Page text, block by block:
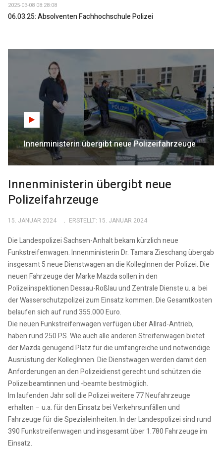
2025-03-08 08:28:08
06.03.25: Absolventen Fachhochschule Polizei
Innenministerin übergibt neue Polizeifahrzeuge
Innenministerin übergibt neue
Polizeifahrzeuge
15. JANUAR 2024 ERSTELLT: 15. JANUAR 2024
Die Landespolizei Sachsen-Anhalt bekam kürzlich neue
Funkstreifenwagen. Innenministerin Dr. Tamara Zieschang übergab
insgesamt 5 neue Dienstwagen an die KollegInnen der Polizei. Die
neuen Fahrzeuge der Marke Mazda sollen in den
Polizeiinspektionen Dessau-Roßlau und Zentrale Dienste u. a. bei
der Wasserschutzpolizei zum Einsatz kommen. Die Gesamtkosten
belaufen sich auf rund 355.000 Euro.
Die neuen Funkstreifenwagen verfügen über Allrad-Antrieb,
haben rund 250 PS. Wie auch alle anderen Streifenwagen bietet
der Mazda genügend Platz für die umfangreiche und notwendige
Ausrüstung der KollegInnen. Die Dienstwagen werden damit den
Anforderungen an den Polizeidienst gerecht und schützen die
Polizeibeamtinnen und -beamte bestmöglich.
Im laufenden Jahr soll die Polizei weitere 77 Neufahrzeuge
erhalten – u.a. für den Einsatz bei Verkehrsunfällen und
Fahrzeuge für die Spezialeinheiten. In der Landespolizei sind rund
390 Funkstreifenwagen und insgesamt über 1.780 Fahrzeuge im
Einsatz.